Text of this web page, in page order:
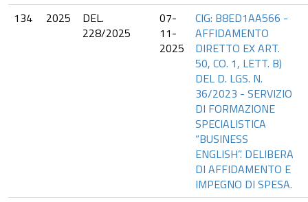
134
2025
DEL.
228/2025
07-
11-
2025
CIG: B8ED1AA566 -
AFFIDAMENTO
DIRETTO EX ART.
50, CO. 1, LETT. B)
DEL D. LGS. N.
36/2023 - SERVIZIO
DI FORMAZIONE
SPECIALISTICA
“BUSINESS
ENGLISH”. DELIBERA
DI AFFIDAMENTO E
IMPEGNO DI SPESA.